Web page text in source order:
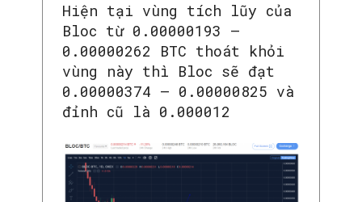
Hiện tại vùng tích lũy của
Bloc từ 0.00000193 –
0.00000262 BTC thoát khỏi
vùng này thì Bloc sẽ đạt
0.00000374 – 0.00000825 và
đỉnh cũ là 0.000012